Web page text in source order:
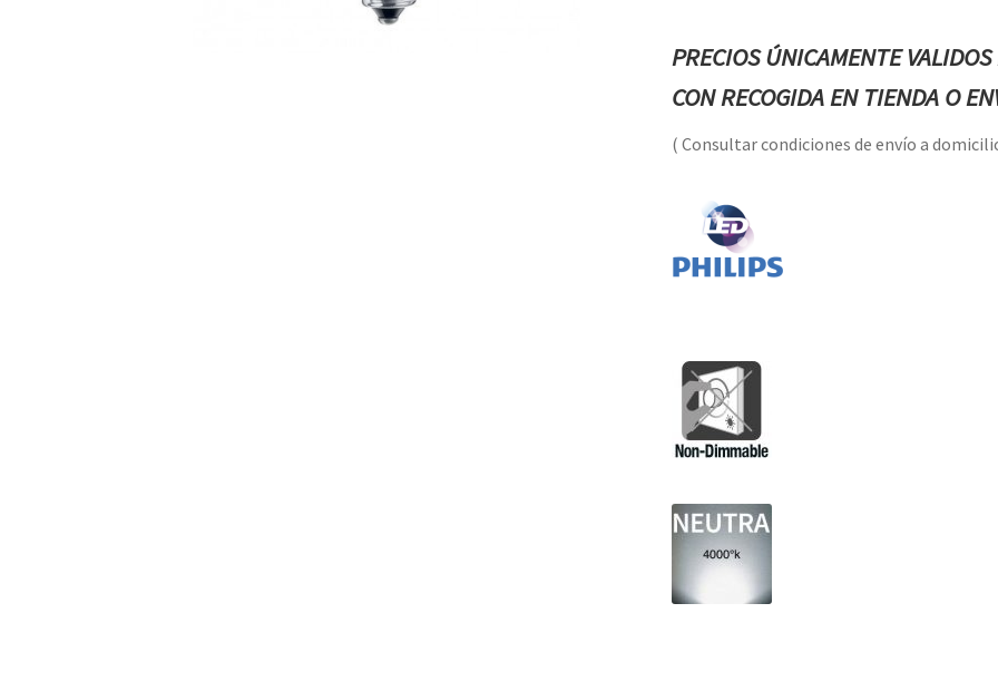
PRECIOS ÚNICAMENTE
CON RECOGIDA EN TIENDA O
( Consultar condiciones de envío a